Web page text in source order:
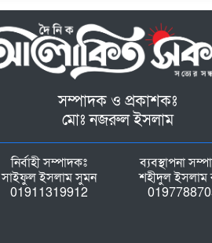
সম্পাদক ও প্রকাশকঃ
মোঃ নজরুল ইসলাম
নির্বাহী সম্পাদকঃ
সাইফুল ইসলাম সুমন
01911319912
ব্যবস্থাপনা
শহীদুল